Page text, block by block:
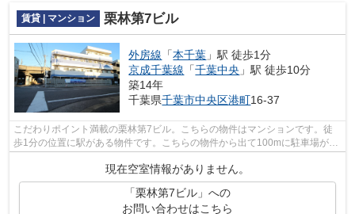
賃貸 | マンション 栗林第7ビル
外房線 「本千葉 」駅 徒歩1分
京成千葉線 「千葉中央 」駅 徒歩10分
築14年
千葉県千葉市中央区港町16-37
こだわりポイント満載の栗林第7ビル。こちらの物件はマンションです。徒
歩1分の位置に駅がある物件です。こちらの物件から出て100mに駐車場があ
ります。千葉市中央区エリアにある賃貸...
現在空室情報がありません。
「栗林第7ビル」への
お問い合わせはこちら